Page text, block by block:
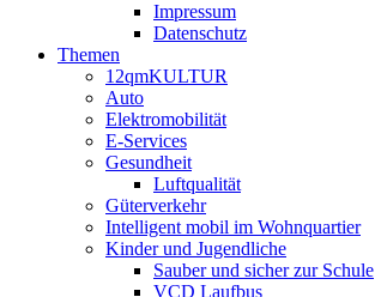
Impressum
Datenschutz
Themen
12qmKULTUR
Auto
Elektromobilität
E-Services
Gesundheit
Luftqualität
Güterverkehr
Intelligent mobil im Wohnquartier
Kinder und Jugendliche
Sauber und sicher zur Schule
VCD Laufbus